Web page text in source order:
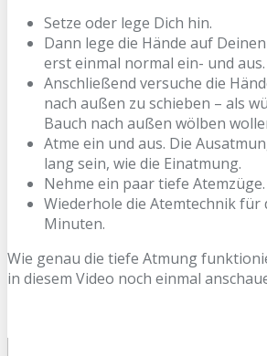
Setze oder lege Dich hin.
Dann lege die Hände auf
erst einmal normal ein- und aus.
Anschließend versuche die
nach außen zu schieben – als
Bauch nach außen wölben
Atme ein und aus. Die
lang sein, wie die Einatmung.
Nehme ein paar tiefe Atemzüge.
Wiederhole die Atemtechnik
Minuten.
Wie genau die tiefe Atmung
in diesem Video noch einmal